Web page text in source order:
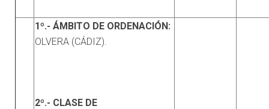
1º.- ÁMBITO DE ORDENACIÓN:
OLVERA (CÁDIZ).
2º.- CLASE DE